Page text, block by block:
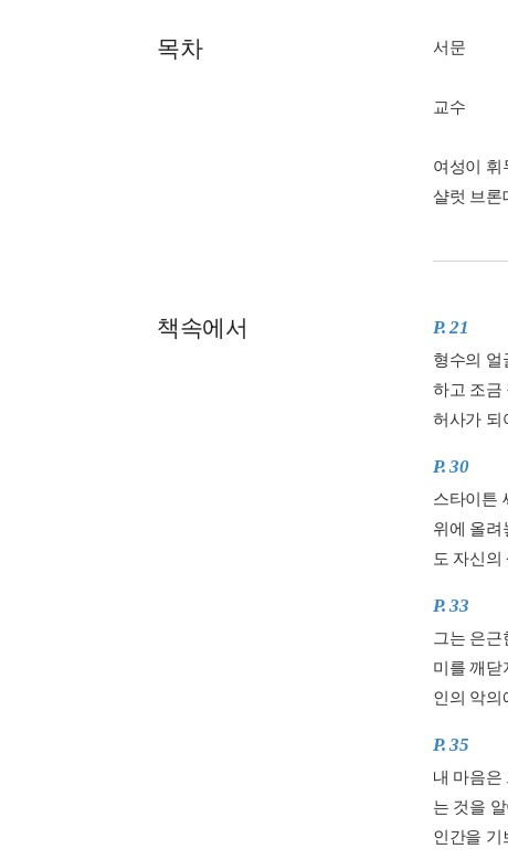
목차 서문
교수
여성이 휘
샬럿 브론
책속에서 P. 21
형수의 얼
하고 조금
허사가 되
P. 30
스타이튼
위에 올려
도 자신의
P. 33
그는 은
미를 깨닫
인의 악의
P. 35
내 마음은
는 것을
인간을 기